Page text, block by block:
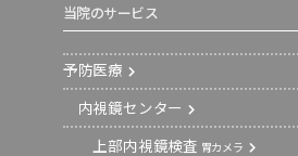
当院のサービス
予防医療
内視鏡センター
上部内視鏡検査 胃カメラ